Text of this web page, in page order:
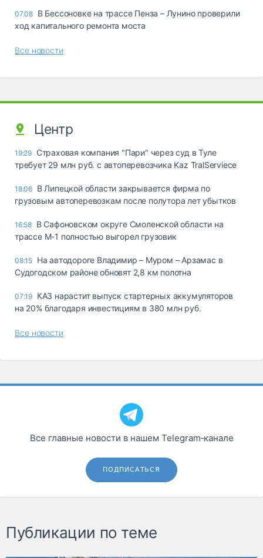
07.08 В Бессоновке на трассе Пенза – Лунино проверили
ход капитального ремонта моста
Все новости
Центр
19:29 Страховая компания "Пари" через суд в Туле
требует 29 млн руб. с автоперевозчика Kaz TralServiece
18:06 В Липецкой области закрывается фирма по
грузовым автоперевозкам после полутора лет убытков
16:58 В Сафоновском округе Смоленской области на
трассе М-1 полностью выгорел грузовик
08:15 На автодороге Владимир – Муром – Арзамас в
Судогодском районе обновят 2,8 км полотна
07:19 КАЗ нарастит выпуск стартерных аккумуляторов
на 20% благодаря инвестициям в 380 млн руб.
Все новости
Все главные новости в нашем Telegram‑канале
ПОДПИСАТЬСЯ
Публикации по теме